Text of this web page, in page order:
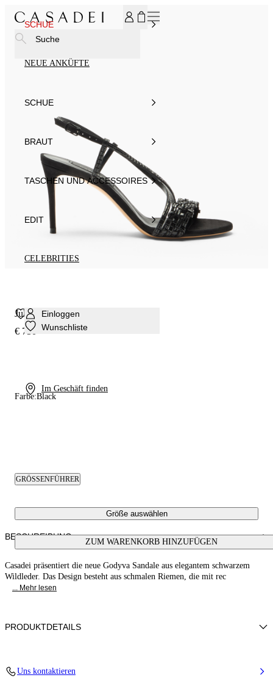
SCHUE
NEUE ANKÜFTE
SCHUE
BRAUT
TASCHEN UND ACCESSOIRES
EDIT
CELEBRITIES
Einloggen
Wunschliste
Im Geschäft finden
Suche
Julia Godyva Sandale
€ 750
Farbe:Black
GRÖSSENFÜHRER
Größe auswählen
ZUM WARENKORB HINZUFÜGEN
BESCHREIBUNG
Casadei präsentiert die neue Godyva Sandale aus elegantem schwarzem
Wildleder. Das Design besteht aus schmalen Riemen, die mit rec
... Mehr lesen
PRODUKTDETAILS
Uns kontaktieren